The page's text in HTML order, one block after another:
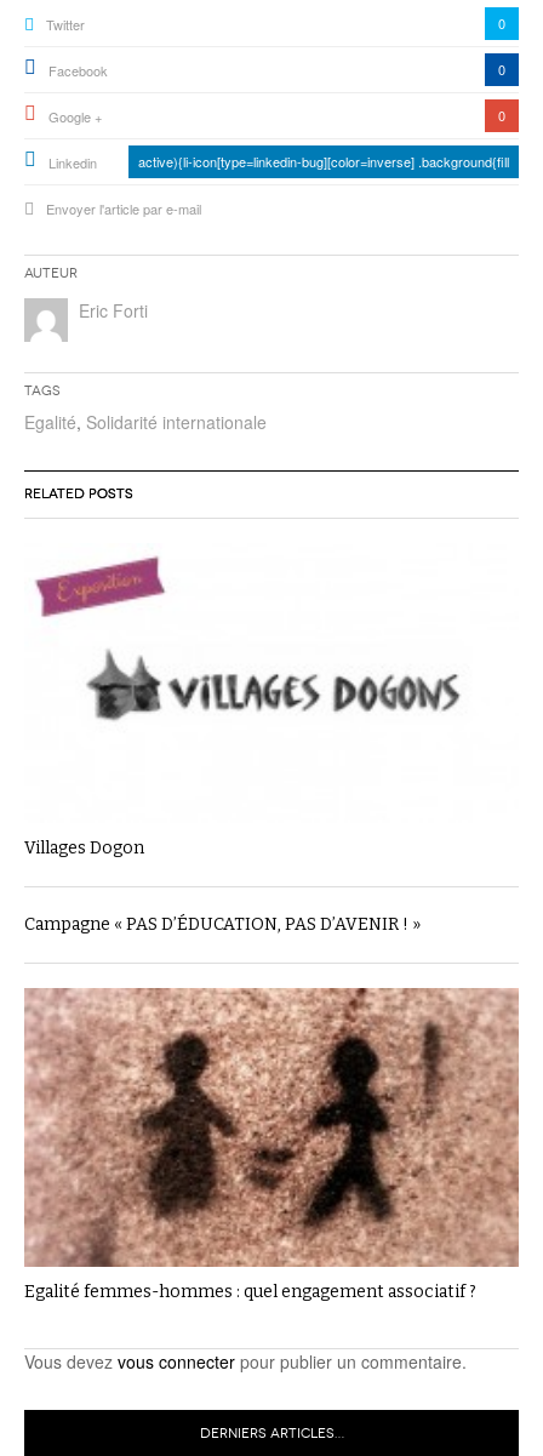
Twitter 0
Facebook 0
Google + 0
Linkedin active){li-icon[type=linkedin-bug][color=inverse] .background{fill
Envoyer l'article par e-mail
Auteur
Eric Forti
Tags
Egalité, Solidarité internationale
RELATED POSTS
Villages Dogon
Campagne « PAS D’ÉDUCATION, PAS D’AVENIR ! »
Egalité femmes-hommes : quel engagement associatif ?
Vous devez vous connecter pour publier un commentaire.
DERNIERS ARTICLES…